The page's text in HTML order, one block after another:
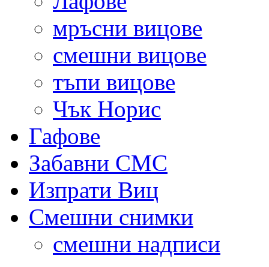
мръсни вицове
смешни вицове
тъпи вицове
Чък Норис
Гафове
Забавни СМС
Изпрати Виц
Смешни снимки
смешни надписи